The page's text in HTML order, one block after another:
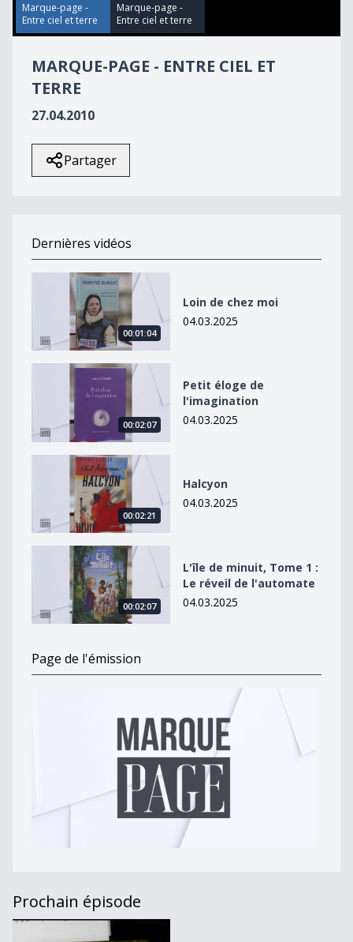
59
seconds
Marque-page -
Entre ciel et terre
Marque-page -
Entre ciel et terre
MARQUE-PAGE - ENTRE CIEL ET
TERRE
27.04.2010
Partager
Dernières vidéos
Loin de chez moi
00:01:04
Loin de chez moi
04.03.2025
Petit éloge de l&#039;imagination
00:02:07
Petit éloge de
l'imagination
04.03.2025
Halcyon
00:02:21
Halcyon
04.03.2025
L&#039;île de minuit, Tome 1 : Le réveil de
00:02:07
L'île de minuit, Tome 1 :
Le réveil de l'automate
04.03.2025
Page de l'émission
Prochain épisode
Marque-page - La mort d&#039;Edgar